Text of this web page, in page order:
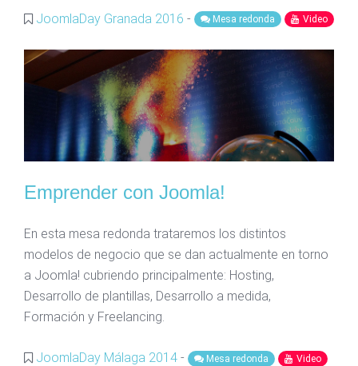
JoomlaDay Granada 2016 - Mesa redonda Video
Emprender con Joomla!
En esta mesa redonda trataremos los distintos
modelos de negocio que se dan actualmente en torno
a Joomla! cubriendo principalmente: Hosting,
Desarrollo de plantillas, Desarrollo a medida,
Formación y Freelancing.
JoomlaDay Málaga 2014 - Mesa redonda Video